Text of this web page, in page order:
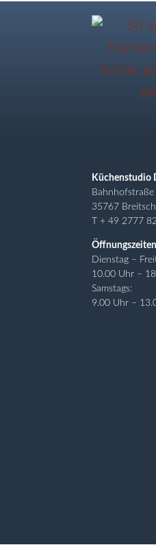
Küchenstudio
Bahnhofstraße
35767
T + 49 2777
Dienstag –
10.00 Uhr –
Samstags:
9.00 Uhr –